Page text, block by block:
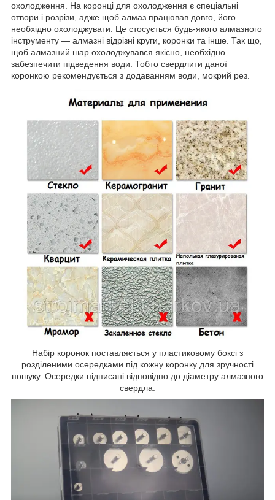
охолодження. На коронці для охолодження є спеціальні
отвори і розрізи, адже щоб алмаз працював довго, його
необхідно охолоджувати. Це стосується будь-якого алмазного
інструменту — алмазні відрізні круги, коронки та інше. Так що,
щоб алмазний шар охолоджувався якісно, необхідно
забезпечити підведення води. Тобто свердлити даної
коронкою рекомендується з додаванням води, мокрий рез.
Набір коронок поставляється у пластиковому боксі з
розділеними осередками під кожну коронку для зручності
пошуку. Осередки підписані відповідно до діаметру алмазного
свердла.